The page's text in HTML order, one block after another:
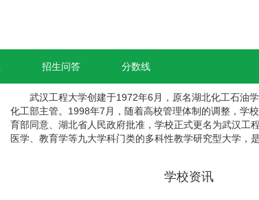
招生问答 分数线
武汉工程大学创建于1972年6月，原名湖北化工石油学
化工部主管。1998年7月，随着高校管理体制的调整，学
育部同意、湖北省人民政府批准，学校正式更名为武汉工
医学、教育学等九大学科门类的多科性教学研究型大学，
学校资讯